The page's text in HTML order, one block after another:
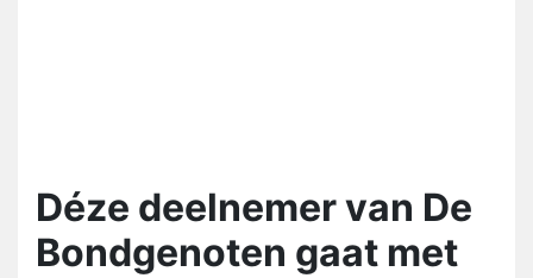
Déze deelnemer van De
Bondgenoten gaat met